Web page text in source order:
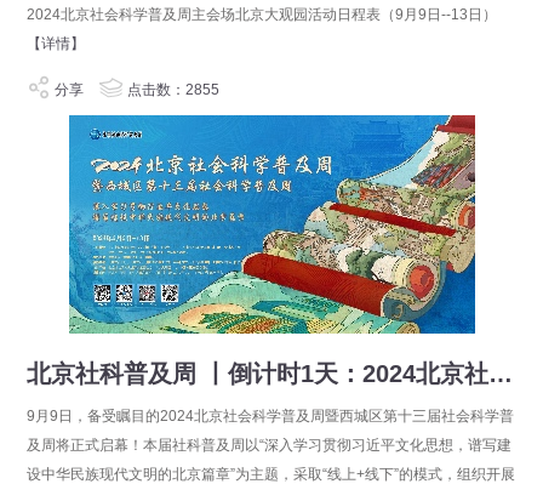
2024北京社会科学普及周主会场北京大观园活动日程表（9月9日--13日）
【详情】
分享 点击数：2855
北京社科普及周 丨倒计时1天：2024北京社会科学普及周即将盛大启幕！
9月9日，备受瞩目的2024北京社会科学普及周暨西城区第十三届社会科学普
及周将正式启幕！本届社科普及周以“深入学习贯彻习近平文化思想，谱写建
设中华民族现代文明的北京篇章”为主题，采取“线上+线下”的模式，组织开展